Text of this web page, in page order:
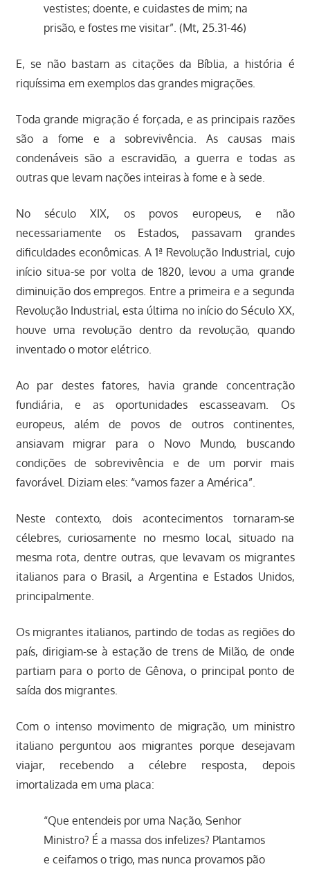
vestistes; doente, e cuidastes de mim; na
prisão, e fostes me visitar”. (Mt, 25.31-46)
E, se não bastam as citações da Bíblia, a história é
riquíssima em exemplos das grandes migrações.
Toda grande migração é forçada, e as principais razões
são a fome e a sobrevivência. As causas mais
condenáveis são a escravidão, a guerra e todas as
outras que levam nações inteiras à fome e à sede.
No século XIX, os povos europeus, e não
necessariamente os Estados, passavam grandes
dificuldades econômicas. A 1ª Revolução Industrial, cujo
início situa-se por volta de 1820, levou a uma grande
diminuição dos empregos. Entre a primeira e a segunda
Revolução Industrial, esta última no início do Século XX,
houve uma revolução dentro da revolução, quando
inventado o motor elétrico.
Ao par destes fatores, havia grande concentração
fundiária, e as oportunidades escasseavam. Os
europeus, além de povos de outros continentes,
ansiavam migrar para o Novo Mundo, buscando
condições de sobrevivência e de um porvir mais
favorável. Diziam eles: “vamos fazer a América”.
Neste contexto, dois acontecimentos tornaram-se
célebres, curiosamente no mesmo local, situado na
mesma rota, dentre outras, que levavam os migrantes
italianos para o Brasil, a Argentina e Estados Unidos,
principalmente.
Os migrantes italianos, partindo de todas as regiões do
país, dirigiam-se à estação de trens de Milão, de onde
partiam para o porto de Gênova, o principal ponto de
saída dos migrantes.
Com o intenso movimento de migração, um ministro
italiano perguntou aos migrantes porque desejavam
viajar, recebendo a célebre resposta, depois
imortalizada em uma placa:
“Que entendeis por uma Nação, Senhor
Ministro? É a massa dos infelizes? Plantamos
e ceifamos o trigo, mas nunca provamos pão